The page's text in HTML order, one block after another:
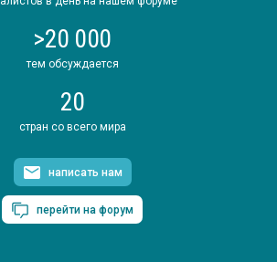
>20 000
тем обсуждается
20
стран со всего мира
написать нам
перейти на форум